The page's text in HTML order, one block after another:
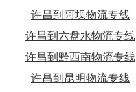
许昌到阿坝物流专线
许昌到六盘水物流专线
许昌到黔西南物流专线
许昌到昆明物流专线